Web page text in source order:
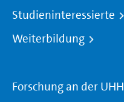
Studieninteressierte
Weiterbildung
Forschung an der UHH